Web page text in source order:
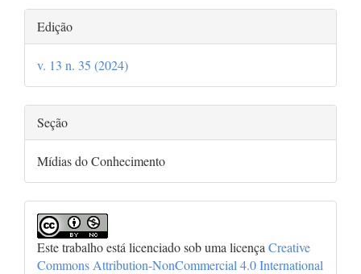
Detalhes
do
artigo
Edição
v. 13 n. 35 (2024)
Seção
Mídias do Conhecimento
Este trabalho está licenciado sob uma licença Creative
Commons Attribution-NonCommercial 4.0 International